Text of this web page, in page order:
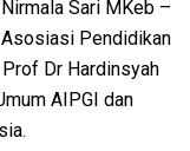
Sari MKeb –
Pendidikan
Dr Hardinsyah
AIPGI dan